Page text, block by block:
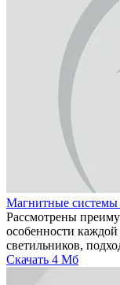
Магнитные системы
Рассмотрены
особенности
светильников,
Скачать 4 Мб